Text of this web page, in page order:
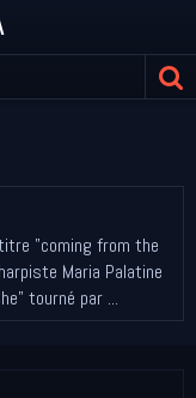
"coming from the
Maria Palatine
tourné par ...